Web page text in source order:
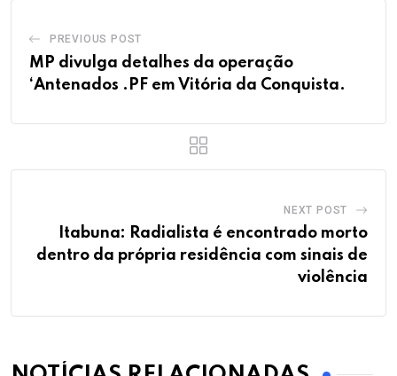
PREVIOUS POST
MP divulga detalhes da operação
‘Antenados .PF em Vitória da Conquista.
NEXT POST
Itabuna: Radialista é encontrado morto
dentro da própria residência com sinais de
violência